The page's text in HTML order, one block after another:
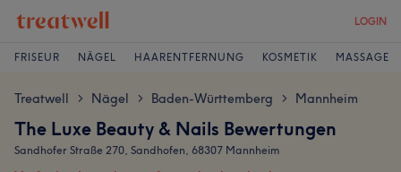
LOGIN
FRISEUR NÄGEL HAARENTFERNUNG KOSMETIK MASSAGE
Treatwell > Nägel > Baden-Württemberg > Mannheim
The Luxe Beauty & Nails Bewertungen
Sandhofer Straße 270, Sandhofen, 68307 Mannheim